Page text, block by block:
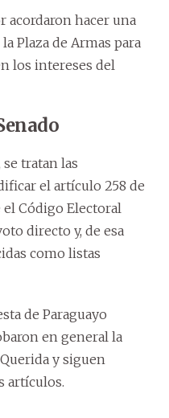
acordaron hacer una
Plaza de Armas para
los intereses del
se tratan las
el artículo 258 de
el Código Electoral
directo y, de esa
como listas
de Paraguayo
en general la
y siguen
artículos.